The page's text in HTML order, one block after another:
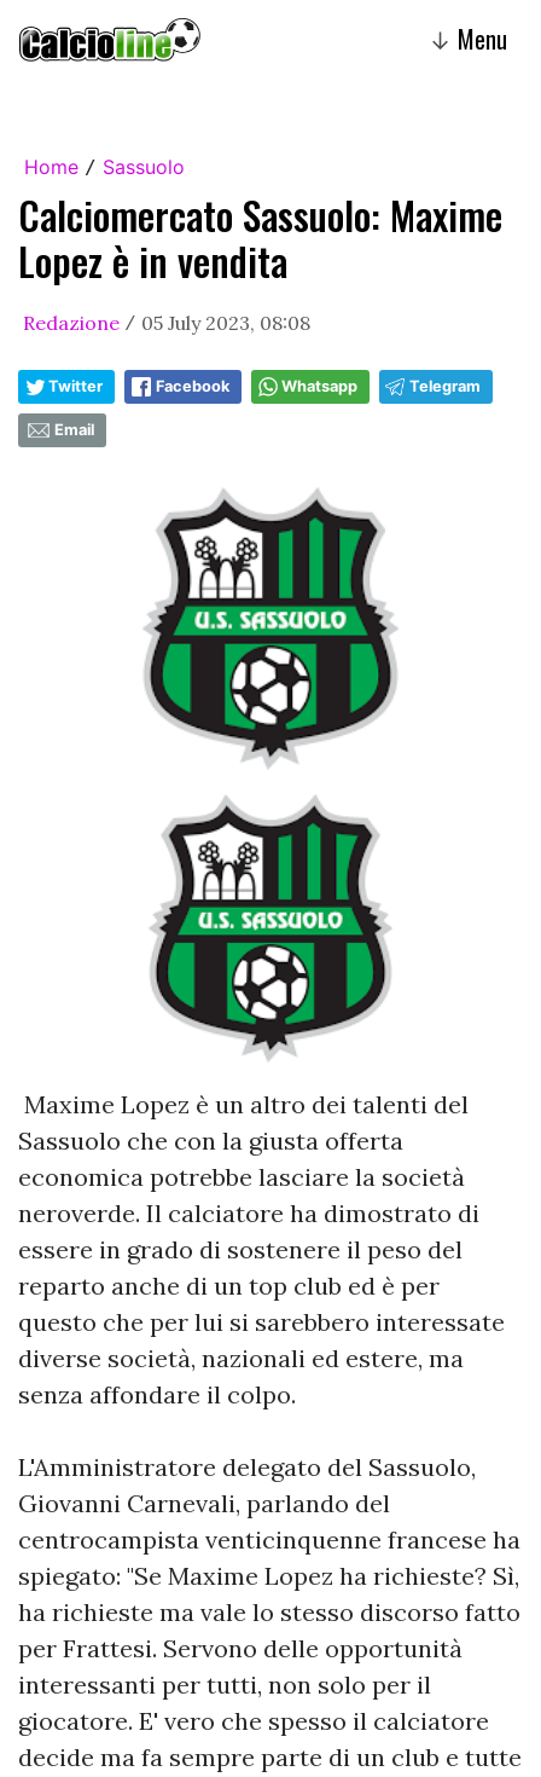
↓ Menu
Home / Sassuolo
Calciomercato Sassuolo: Maxime
Lopez è in vendita
Redazione / 05 July 2023, 08:08
Twitter Facebook Whatsapp Telegram
Email
Maxime Lopez è un altro dei talenti del
Sassuolo che con la giusta offerta
economica potrebbe lasciare la società
neroverde. Il calciatore ha dimostrato di
essere in grado di sostenere il peso del
reparto anche di un top club ed è per
questo che per lui si sarebbero interessate
diverse società, nazionali ed estere, ma
senza affondare il colpo.
L'Amministratore delegato del Sassuolo,
Giovanni Carnevali, parlando del
centrocampista venticinquenne francese ha
spiegato: "Se Maxime Lopez ha richieste? Sì,
ha richieste ma vale lo stesso discorso fatto
per Frattesi. Servono delle opportunità
interessanti per tutti, non solo per il
giocatore. E' vero che spesso il calciatore
decide ma fa sempre parte di un club e tutte